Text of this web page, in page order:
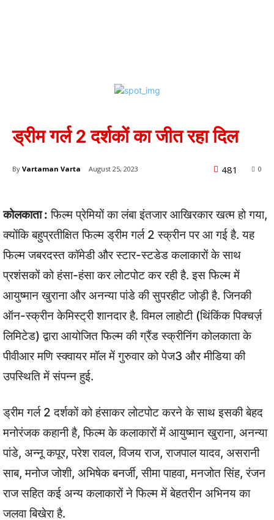
ड्रीम गर्ल 2 दर्शकों का जीत रहा दिल
By Vartaman Varta August 25, 2023 0
481
कोलकाता : फिल्म प्रेमियों का लंबा इंतजार आखिरकार खत्म हो गया,
क्योंकि बहुप्रतीक्षित फिल्म ड्रीम गर्ल 2 स्क्रीन पर आ गई है. यह
फिल्म जबरदस्त कॉमेडी और स्टार-स्टडेड कलाकारों के साथ
प्रशंसकों को हंसा-हंसा कर लोटपोट कर रही है. इस फिल्म में
आयुष्मान खुराना और अनन्या पांडे की सुपरहीट जोड़ी है. जिनकी
ऑन-स्क्रीन केमिस्ट्री शानदार है. विमल लाहोटी (थिंकिंक पिक्चर्ज़
लिमिटेड) द्वारा आयोजित फिल्म की ग्रैंड स्क्रीनिंग कोलकाता के
पीवीआर मणि स्क्वायर मॉल में गुरुवार को पेज3 और मीडिया की
उपस्थिति में संपन्न हुई.
ड्रीम गर्ल 2 दर्शकों को हंसाकर लोटपोट करने के साथ इसकी बेहद
मनोरंजक कहानी है, फिल्म के कलाकारों में आयुष्मान खुराना, अनन्या
पांडे, अन्नू कपूर, परेश रावल, विजय राज, राजपाल यादव, असरानी
साब, मनोज जोशी, अभिषेक बनर्जी, सीमा पाहवा, मनजोत सिंह, रंजन
राज सहित कई अन्य कलाकारों ने फिल्म में बेहतरीन अभिनय का
जलवा बिखेरा है.